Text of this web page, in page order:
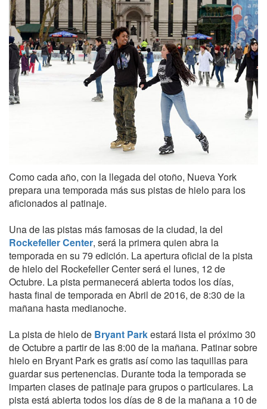
Como cada año, con la llegada del otoño, Nueva York
prepara una temporada más sus pistas de hielo para los
aficionados al patinaje.
Una de las pistas más famosas de la ciudad, la del
Rockefeller Center, será la primera quien abra la
temporada en su 79 edición. La apertura oficial de la pista
de hielo del Rockefeller Center será el lunes, 12 de
Octubre. La pista permanecerá abierta todos los días,
hasta final de temporada en Abril de 2016, de 8:30 de la
mañana hasta medianoche.
La pista de hielo de Bryant Parkestará lista el próximo 30
de Octubre a partir de las 8:00 de la mañana. Patinar sobre
hielo en Bryant Park es gratis así como las taquillas para
guardar sus pertenencias. Durante toda la temporada se
imparten clases de patinaje para grupos o particulares. La
pista está abierta todos los días de 8 de la mañana a 10 de